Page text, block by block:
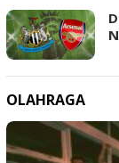
OLAHRAGA